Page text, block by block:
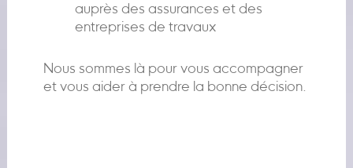
auprès des assurances et des
entreprises de travaux
Nous sommes là pour vous accompagner
et vous aider à prendre la bonne décision.